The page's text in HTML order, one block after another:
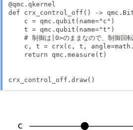
@qmc.qkernel
def crx_control_off() ->
    c = qmc.qubit(name="c")
    t = qmc.qubit(name="t")
# 制御は|0>のままなので、制御回転
c, t = crx(c, t,
    return qmc.measure(t)
crx_control_off.draw()